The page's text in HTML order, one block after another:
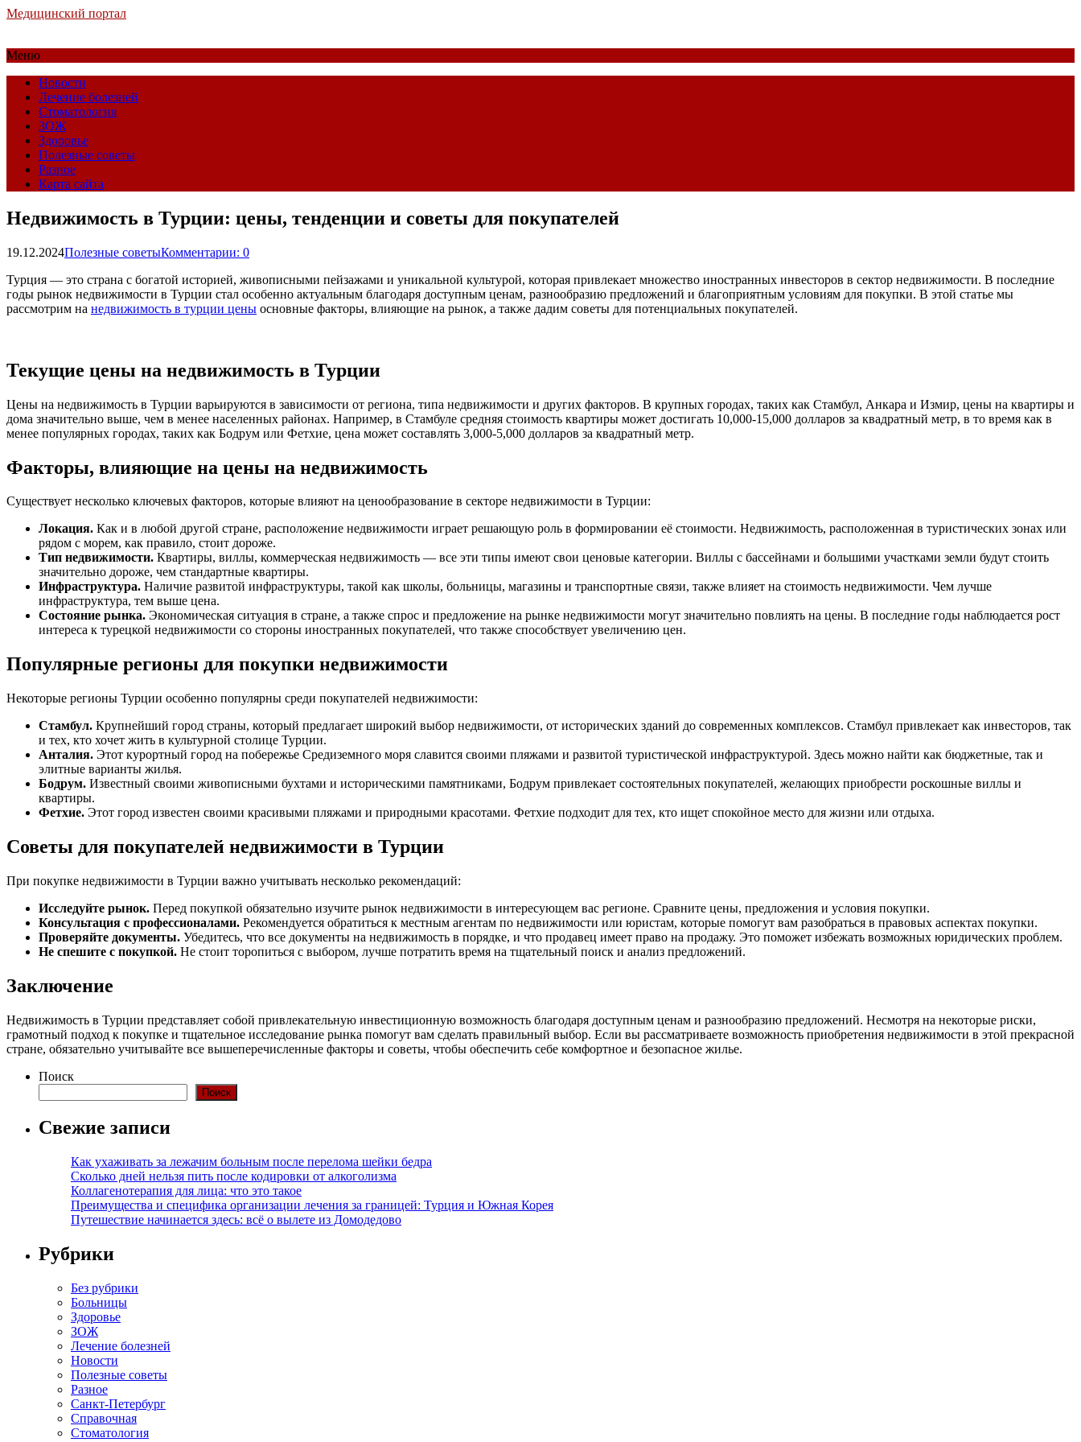
Медицинский портал
Меню
Новости
Лечение болезней
Стоматология
ЗОЖ
Здоровье
Полезные советы
Разное
Карта сайта
Недвижимость в Турции: цены, тенденции и советы для покупателей
19.12.2024Полезные советыКомментарии: 0
Турция — это страна с богатой историей, живописными пейзажами и уникальной культурой, которая привлекает множество иностранных инвесторов в сектор недвижимости. В последние
годы рынок недвижимости в Турции стал особенно актуальным благодаря доступным ценам, разнообразию предложений и благоприятным условиям для покупки. В этой статье мы
рассмотрим на недвижимость в турции цены основные факторы, влияющие на рынок, а также дадим советы для потенциальных покупателей.
Текущие цены на недвижимость в Турции
Цены на недвижимость в Турции варьируются в зависимости от региона, типа недвижимости и других факторов. В крупных городах, таких как Стамбул, Анкара и Измир, цены на квартиры и
дома значительно выше, чем в менее населенных районах. Например, в Стамбуле средняя стоимость квартиры может достигать 10,000-15,000 долларов за квадратный метр, в то время как в
менее популярных городах, таких как Бодрум или Фетхие, цена может составлять 3,000-5,000 долларов за квадратный метр.
Факторы, влияющие на цены на недвижимость
Существует несколько ключевых факторов, которые влияют на ценообразование в секторе недвижимости в Турции:
Локация. Как и в любой другой стране, расположение недвижимости играет решающую роль в формировании её стоимости. Недвижимость, расположенная в туристических зонах или
рядом с морем, как правило, стоит дороже.
Тип недвижимости. Квартиры, виллы, коммерческая недвижимость — все эти типы имеют свои ценовые категории. Виллы с бассейнами и большими участками земли будут стоить
значительно дороже, чем стандартные квартиры.
Инфраструктура. Наличие развитой инфраструктуры, такой как школы, больницы, магазины и транспортные связи, также влияет на стоимость недвижимости. Чем лучше
инфраструктура, тем выше цена.
Состояние рынка. Экономическая ситуация в стране, а также спрос и предложение на рынке недвижимости могут значительно повлиять на цены. В последние годы наблюдается рост
интереса к турецкой недвижимости со стороны иностранных покупателей, что также способствует увеличению цен.
Популярные регионы для покупки недвижимости
Некоторые регионы Турции особенно популярны среди покупателей недвижимости:
Стамбул. Крупнейший город страны, который предлагает широкий выбор недвижимости, от исторических зданий до современных комплексов. Стамбул привлекает как инвесторов, так
и тех, кто хочет жить в культурной столице Турции.
Анталия. Этот курортный город на побережье Средиземного моря славится своими пляжами и развитой туристической инфраструктурой. Здесь можно найти как бюджетные, так и
элитные варианты жилья.
Бодрум. Известный своими живописными бухтами и историческими памятниками, Бодрум привлекает состоятельных покупателей, желающих приобрести роскошные виллы и
квартиры.
Фетхие. Этот город известен своими красивыми пляжами и природными красотами. Фетхие подходит для тех, кто ищет спокойное место для жизни или отдыха.
Советы для покупателей недвижимости в Турции
При покупке недвижимости в Турции важно учитывать несколько рекомендаций:
Исследуйте рынок. Перед покупкой обязательно изучите рынок недвижимости в интересующем вас регионе. Сравните цены, предложения и условия покупки.
Консультация с профессионалами. Рекомендуется обратиться к местным агентам по недвижимости или юристам, которые помогут вам разобраться в правовых аспектах покупки.
Проверяйте документы. Убедитесь, что все документы на недвижимость в порядке, и что продавец имеет право на продажу. Это поможет избежать возможных юридических проблем.
Не спешите с покупкой. Не стоит торопиться с выбором, лучше потратить время на тщательный поиск и анализ предложений.
Заключение
Недвижимость в Турции представляет собой привлекательную инвестиционную возможность благодаря доступным ценам и разнообразию предложений. Несмотря на некоторые риски,
грамотный подход к покупке и тщательное исследование рынка помогут вам сделать правильный выбор. Если вы рассматриваете возможность приобретения недвижимости в этой прекрасной
стране, обязательно учитывайте все вышеперечисленные факторы и советы, чтобы обеспечить себе комфортное и безопасное жилье.
Поиск
Поиск
Свежие записи
Как ухаживать за лежачим больным после перелома шейки бедра
Сколько дней нельзя пить после кодировки от алкоголизма
Коллагенотерапия для лица: что это такое
Преимущества и специфика организации лечения за границей: Турция и Южная Корея
Путешествие начинается здесь: всё о вылете из Домодедово
Рубрики
Без рубрики
Больницы
Здоровье
ЗОЖ
Лечение болезней
Новости
Полезные советы
Разное
Санкт-Петербург
Справочная
Стоматология